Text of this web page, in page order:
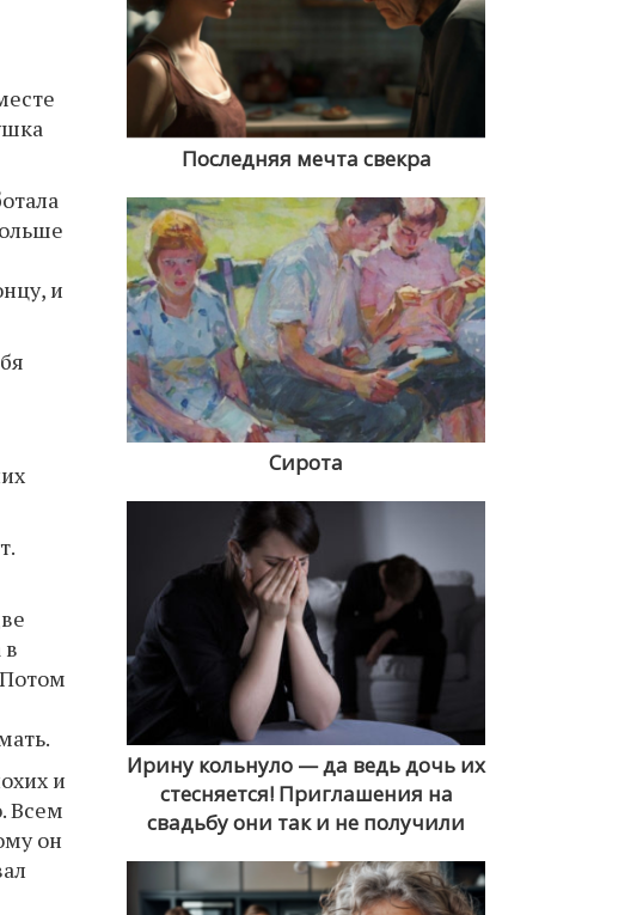
и
и
Всем
он
Последняя мечта свекра
Сирота
Ирину кольнуло — да ведь дочь их
стесняется! Приглашения на
свадьбу они так и не получили